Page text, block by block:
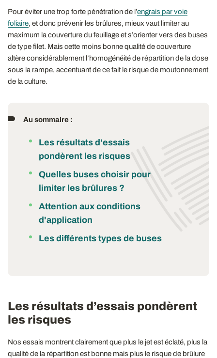
Pour éviter une trop forte pénétration de l’engrais par voie
foliaire, et donc prévenir les brûlures, mieux vaut limiter au
maximum la couverture du feuillage et s’orienter vers des buses
de type filet. Mais cette moins bonne qualité de couverture
altère considérablement l’homogénéité de répartition de la dose
sous la rampe, accentuant de ce fait le risque de moutonnement
de la culture.
Au sommaire :
Les résultats d'essais
pondèrent les risques
Quelles buses choisir pour
limiter les brûlures ?
Attention aux conditions
d'application
Les différents types de buses
Les résultats d’essais pondèrent
les risques
Nos essais montrent clairement que plus le jet est éclaté, plus la
qualité de la répartition est bonne mais plus le risque de brûlure